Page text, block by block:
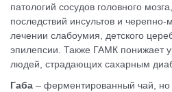
патологий сосудов головного
последствий инсультов и черепно-
лечении слабоумия, детского
эпилепсии. Также ГАМК понижает
людей, страдающих сахарным
Габа – ферментированный чай,